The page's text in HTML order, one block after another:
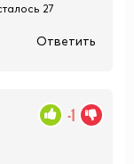
27
Ответить
-1